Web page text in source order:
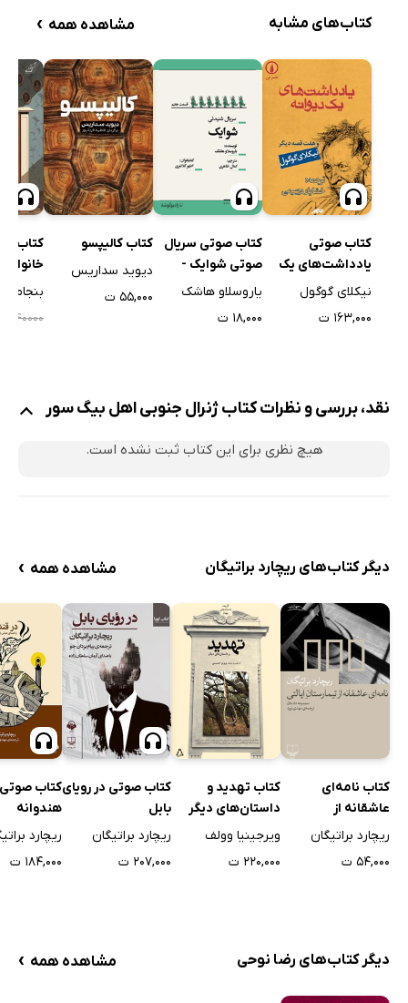
کتاب‌های مشابه مشاهده همه ›
کتاب صوتی
یادداشت‌های یک
دیوانه و هفت قصه
نیکلای گوگول
۱۶۳,۰۰۰ ت
کتاب صوتی سریال
صوتی شوایک -
قسمت هفتم
یاروسلاو هاشک
۱۸,۰۰۰ ت
کتاب کالیپسو
دیوید سداریس
۵۵,۰۰۰ ت
کتاب
آدم
۲۴۰۰۰۰
نقد، بررسی و نظرات کتاب ژنرال جنوبی اهل بیگ سور
هیچ نظری برای این کتاب ثبت نشده است.
دیگر کتاب‌های ریچارد براتیگان مشاهده همه ›
کتاب نامه‌ای
عاشقانه از
تیمارستان ایالتی
ریچارد براتیگان
۵۴,۰۰۰ ت
کتاب تهدید و
داستان‌های دیگر
ویرجینیا وولف
۲۲۰,۰۰۰ ت
کتاب صوتی در رویای
بابل
ریچارد براتیگان
۲۰۷,۰۰۰ ت
کتاب صوتی
هندوانه
ریچارد
۱۸۴,۰۰۰ ت
دیگر کتاب‌های رضا نوحی مشاهده همه ›